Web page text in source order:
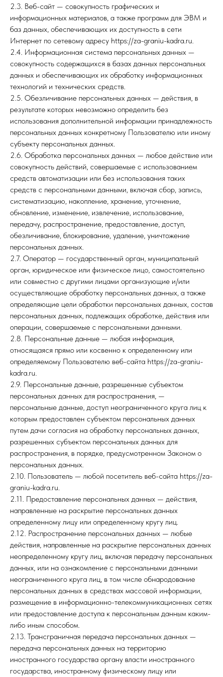
2.3. Веб-сайт — совокупность графических и
информационных материалов, а также программ для ЭВМ и
баз данных, обеспечивающих их доступность в сети
Интернет по сетевому адресу https://za-graniu-kadra.ru.
2.4. Информационная система персональных данных —
совокупность содержащихся в базах данных персональных
данных и обеспечивающих их обработку информационных
технологий и технических средств.
2.5. Обезличивание персональных данных — действия, в
результате которых невозможно определить без
использования дополнительной информации принадлежность
персональных данных конкретному Пользователю или иному
субъекту персональных данных.
2.6. Обработка персональных данных — любое действие или
совокупность действий, совершаемые с использованием
средств автоматизации или без использования таких
средств с персональными данными, включая сбор, запись,
систематизацию, накопление, хранение, уточнение,
обновление, изменение, извлечение, использование,
передачу, распространение, предоставление, доступ,
обезличивание, блокирование, удаление, уничтожение
персональных данных.
2.7. Оператор — государственный орган, муниципальный
орган, юридическое или физическое лицо, самостоятельно
или совместно с другими лицами организующие и/или
осуществляющие обработку персональных данных, а также
определяющие цели обработки персональных данных, состав
персональных данных, подлежащих обработке, действия или
операции, совершаемые с персональными данными.
2.8. Персональные данные — любая информация,
относящаяся прямо или косвенно к определенному или
определяемому Пользователю веб-сайта https://za-graniu-
kadra.ru.
2.9. Персональные данные, разрешенные субъектом
персональных данных для распространения, —
персональные данные, доступ неограниченного круга лиц к
которым предоставлен субъектом персональных данных
путем дачи согласия на обработку персональных данных,
разрешенных субъектом персональных данных для
распространения, в порядке, предусмотренном Законом о
персональных данных.
2.10. Пользователь — любой посетитель веб-сайта https://za-
graniu-kadra.ru.
2.11. Предоставление персональных данных — действия,
направленные на раскрытие персональных данных
определенному лицу или определенному кругу лиц.
2.12. Распространение персональных данных — любые
действия, направленные на раскрытие персональных данных
неопределенному кругу лиц, включая передачу персональных
данных, или на ознакомление с персональными данными
неограниченного круга лиц, в том числе обнародование
персональных данных в средствах массовой информации,
размещение в информационно-телекоммуникационных сетях
или предоставление доступа к персональным данным каким-
либо иным способом.
2.13. Трансграничная передача персональных данных —
передача персональных данных на территорию
иностранного государства органу власти иностранного
государства, иностранному физическому лицу или